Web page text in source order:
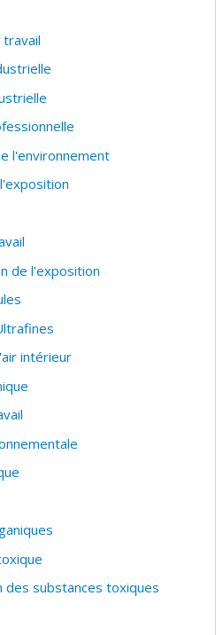
l'environnement
de l'exposition
intérieur
des substances toxiques